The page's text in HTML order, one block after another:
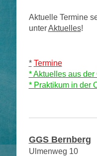
Aktuelle Termine
unterAktuelles!
* Termine
* Aktuelles aus der
* Praktikum in der
GGS Bernberg
Ulmenweg 10